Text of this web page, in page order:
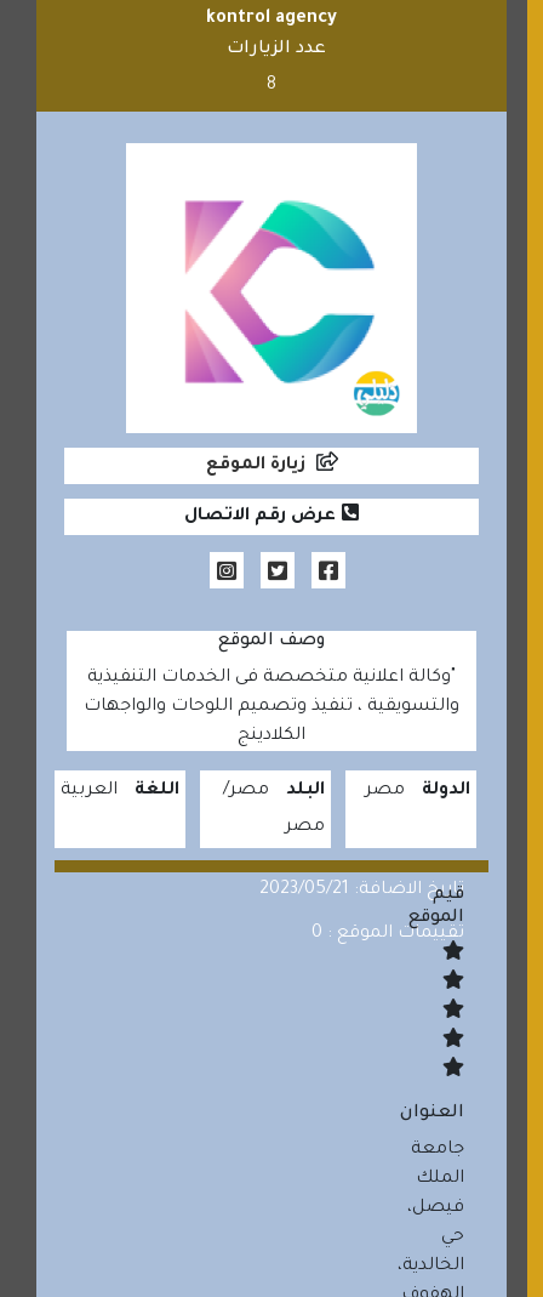
kontrol agency
عدد الزيارات
8
زيارة الموقع
عرض رقم الاتصال
وصف الموقع
"وكالة اعلانية متخصصة فى الخدمات التنفيذية
والتسويقية ، تنفيذ وتصميم اللوحات والواجهات
الكلادينج
الدولة مصر البلد
مصر
مصر
اللغة العربية
تاريخ الاضافة: 2023/05/21
تقييمات الموقع : 0
قيم
الموقع
العنوان
جامعة
الملك
فيصل،
حي
الخالدية،